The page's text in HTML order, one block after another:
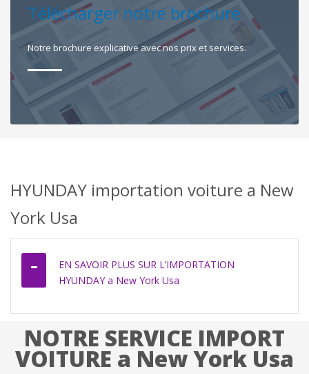
Télécharger notre brochure
Notre brochure explicative avec nos prix et services.
HYUNDAY importation voiture a New
York Usa
EN SAVOIR PLUS SUR L’IMPORTATION
HYUNDAY a New York Usa
NOTRE SERVICE IMPORT
VOITURE a New York Usa